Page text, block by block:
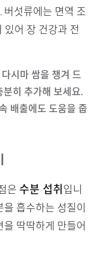
버섯류에는 면역 조
있어 장 건강과 전
시마 쌈을 챙겨 드
히 추가해 보세요.
배출에도 도움을 줍
은 수분 섭취 입니
흡수하는 성질이
딱딱하게 만들어